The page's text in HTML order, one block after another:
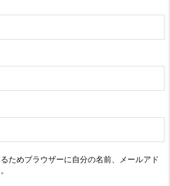
ためブラウザーに自分の名前、メールアド